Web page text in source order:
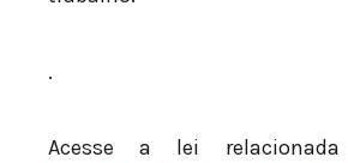
.
Acesse a lei